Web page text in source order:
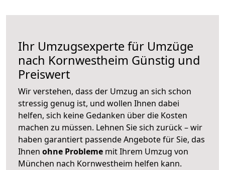
Ihr Umzugsexperte für Umzüge
nach Kornwestheim Günstig und
Preiswert
Wir verstehen, dass der Umzug an sich schon
stressig genug ist, und wollen Ihnen dabei
helfen, sich keine Gedanken über die Kosten
machen zu müssen. Lehnen Sie sich zurück – wir
haben garantiert passende Angebote für Sie, das
Ihnen ohne Probleme mit Ihrem Umzug von
München nach Kornwestheim helfen kann.